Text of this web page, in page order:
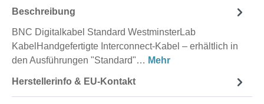
Beschreibung
BNC Digitalkabel Standard WestminsterLab
KabelHandgefertigte Interconnect-Kabel – erhältlich in
den Ausführungen "Standard"… Mehr
Herstellerinfo & EU-Kontakt